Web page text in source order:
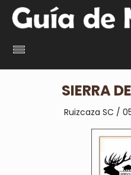
SIERRA
Ruizcaza SC /